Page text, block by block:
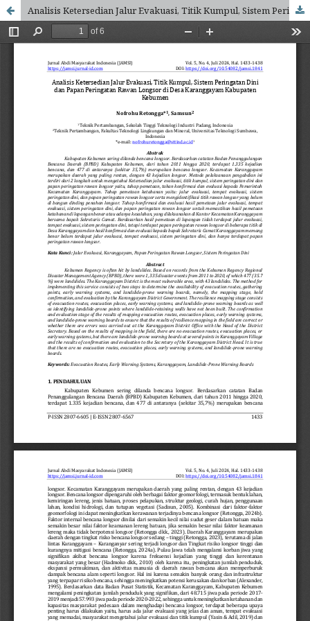
Analisis Ketersedian Jalur Evakuasi, Titik Kumpul, Sistem Peringatan Dini dan Papan Peringatan Rawan Longsor di Desa Karanggayam Kabupaten Kebumen